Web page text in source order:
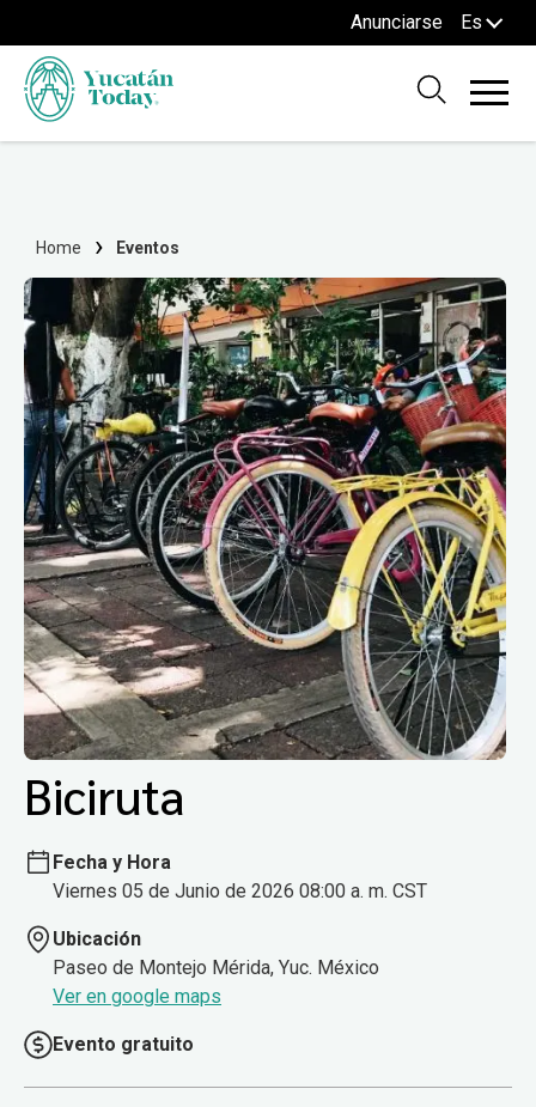
Anunciarse Es
Home Eventos
Biciruta
Fecha y Hora
Viernes 05 de Junio de 2026 08:00 a. m. CST
Ubicación
Paseo de Montejo Mérida, Yuc. México
Ver en google maps
Evento gratuito